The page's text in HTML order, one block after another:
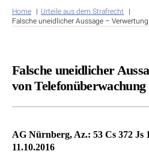
Home
Urteile aus dem Strafrecht
Falsche uneidlicher Aussage –
Falsche uneidlicher
von Telefonüberwachung
AG Nürnberg, Az.: 53 Cs 372 Js
11.10.2016